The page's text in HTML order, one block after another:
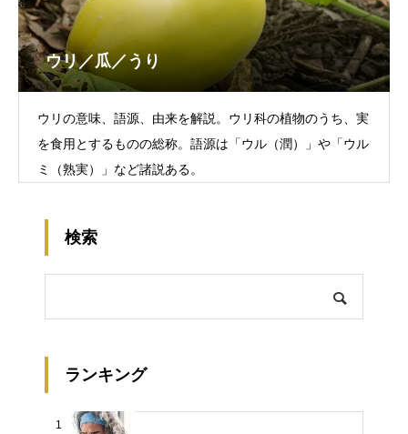
ウリ／瓜／うり
ウリの意味、語源、由来を解説。ウリ科の植物のうち、実
を食用とするものの総称。語源は「ウル（潤）」や「ウル
ミ（熟実）」など諸説ある。
検索
ランキング
1